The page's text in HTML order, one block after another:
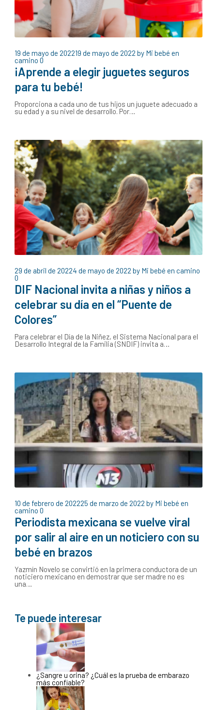
19 de mayo de 202219 de mayo de 2022 by Mi bebé en
camino 0
¡Aprende a elegir juguetes seguros
para tu bebé!
Proporciona a cada uno de tus hijos un juguete adecuado a
su edad y a su nivel de desarrollo. Por…
29 de abril de 20224 de mayo de 2022 by Mi bebé en camino
0
DIF Nacional invita a niñas y niños a
celebrar su día en el “Puente de
Colores”
Para celebrar el Día de la Niñez, el Sistema Nacional para el
Desarrollo Integral de la Familia (SNDIF) invita a…
10 de febrero de 202225 de marzo de 2022 by Mi bebé en
camino 0
Periodista mexicana se vuelve viral
por salir al aire en un noticiero con su
bebé en brazos
Yazmín Novelo se convirtió en la primera conductora de un
noticiero mexicano en demostrar que ser madre no es
una…
Te puede interesar
¿Sangre u orina? ¿Cuál es la prueba de embarazo
más confiable?